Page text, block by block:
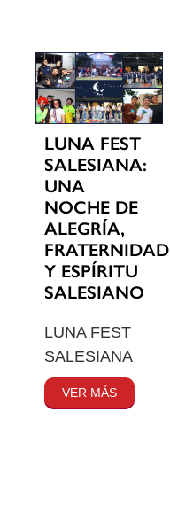
LUNA FEST
SALESIANA:
UNA
NOCHE DE
ALEGRÍA,
FRATERNIDAD
Y ESPÍRITU
SALESIANO
LUNA FEST
SALESIANA
VER MÁS